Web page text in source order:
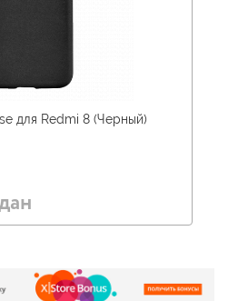
для Redmi 8 (Черный)